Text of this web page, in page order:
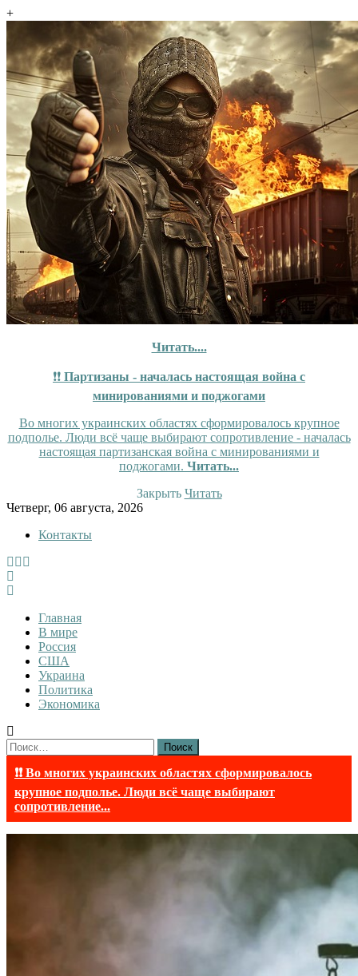
+
Читать....
❗❗ Партизаны - началась настоящая война с
минированиями и поджогами
Во многих украинских областях сформировалось крупное
подполье. Люди всё чаще выбирают сопротивление - началась
настоящая партизанская война с минированиями и
поджогами. Читать...
Закрыть Читать
Skip
content
Четверг, 06 августа, 2026
Контакты
Tewi
Tewi — Новости
Главная
В мире
Россия
США
Украина
Политика
Экономика
Найти:
❗❗ Во многих украинских областях сформировалось
крупное подполье. Люди всё чаще выбирают
сопротивление...